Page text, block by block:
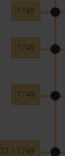
1749
1749
1749
22.1.1749